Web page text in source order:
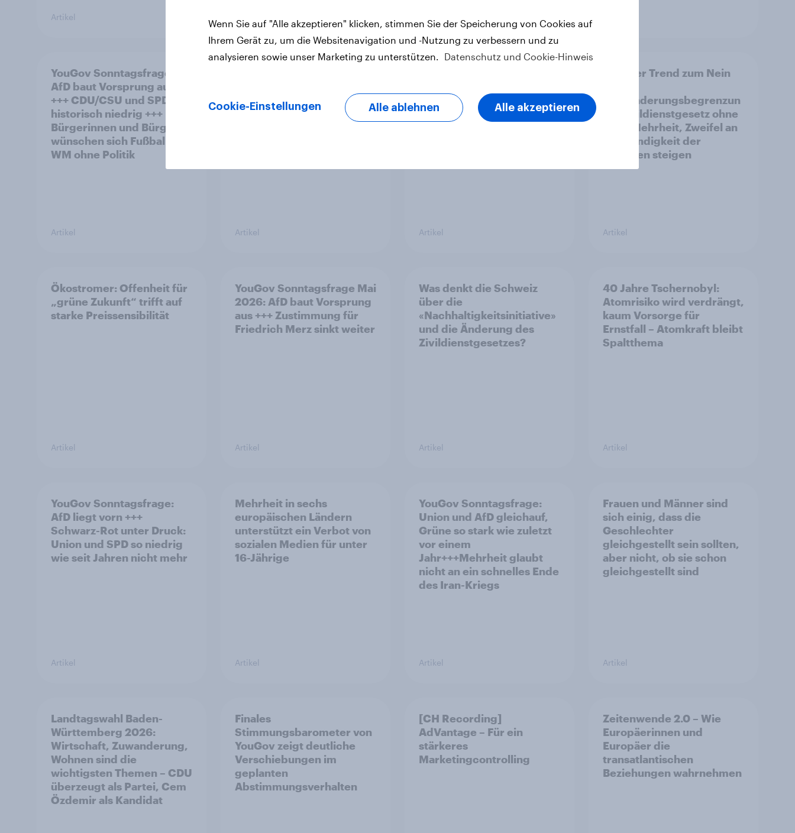
Artikel
YouGov Sonntagsfrage:
AfD baut Vorsprung aus
+++ CDU/CSU und SPD
historisch niedrig +++
Bürgerinnen und Bürger
wünschen sich Fußball-
WM ohne Politik
Artikel Artikel
Ablehnung der
Bevölkerungsobergrenze
Artikel
Leichter Trend zum Nein
Einwanderungsbegrenzun
g – Zivildienstgesetz ohne
klare Mehrheit, Zweifel an
Notwendigkeit der
Vorlagen steigen
Artikel
Ökostromer: Offenheit für
„grüne Zukunft“ trifft auf
starke Preissensibilität
Artikel
YouGov Sonntagsfrage Mai
2026: AfD baut Vorsprung
aus +++ Zustimmung für
Friedrich Merz sinkt weiter
Artikel
Was denkt die Schweiz
über die
«Nachhaltigkeitsinitiative»
und die Änderung des
Zivildienstgesetzes?
Artikel
40 Jahre Tschernobyl:
Atomrisiko wird verdrängt,
kaum Vorsorge für
Ernstfall – Atomkraft bleibt
Spaltthema
Artikel
YouGov Sonntagsfrage:
AfD liegt vorn +++
Schwarz-Rot unter Druck:
Union und SPD so niedrig
wie seit Jahren nicht mehr
Artikel
Mehrheit in sechs
europäischen Ländern
unterstützt ein Verbot von
sozialen Medien für unter
16-Jährige
Artikel
YouGov Sonntagsfrage:
Union und AfD gleichauf,
Grüne so stark wie zuletzt
vor einem
Jahr+++Mehrheit glaubt
nicht an ein schnelles Ende
des Iran-Kriegs
Artikel
Frauen und Männer sind
sich einig, dass die
Geschlechter
gleichgestellt sein sollten,
aber nicht, ob sie schon
gleichgestellt sind
Artikel
Landtagswahl Baden-
Württemberg 2026:
Wirtschaft, Zuwanderung,
Wohnen sind die
wichtigsten Themen – CDU
überzeugt als Partei, Cem
Özdemir als Kandidat
Finales
Stimmungsbarometer von
YouGov zeigt deutliche
Verschiebungen im
geplanten
Abstimmungsverhalten
[CH Recording]
AdVantage – Für ein
stärkeres
Marketingcontrolling
Zeitenwende 2.0 – Wie
Europäerinnen und
Europäer die
transatlantischen
Beziehungen wahrnehmen
Wenn Sie auf "Alle akzeptieren" klicken, stimmen Sie der Speicherung von Cookies auf
Ihrem Gerät zu, um die Websitenavigation und -Nutzung zu verbessern und zu
analysieren sowie unser Marketing zu unterstützen. Datenschutz und Cookie-Hinweis
Cookie-Einstellungen Alle ablehnen Alle akzeptieren